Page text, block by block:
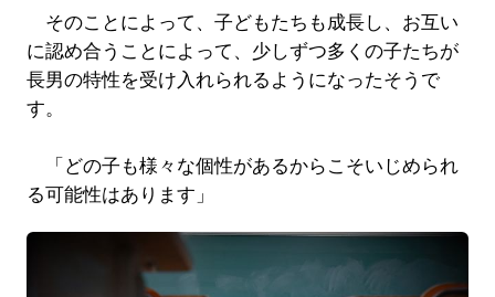
そのことによって、子どもたちも成長し、お互い
に認め合うことによって、少しずつ多くの子たちが
長男の特性を受け入れられるようになったそうで
す。
「どの子も様々な個性があるからこそいじめられ
る可能性はあります」